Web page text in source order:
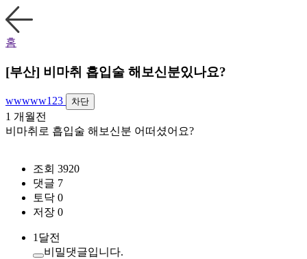
홈
[부산] 비마취 흡입술 해보신분있나요?
wwwww123 차단
1 개월전
비마취로 흡입술 해보신분 어떠셨어요?
조회 3920
댓글 7
토닥 0
저장 0
1달전
비밀댓글입니다.